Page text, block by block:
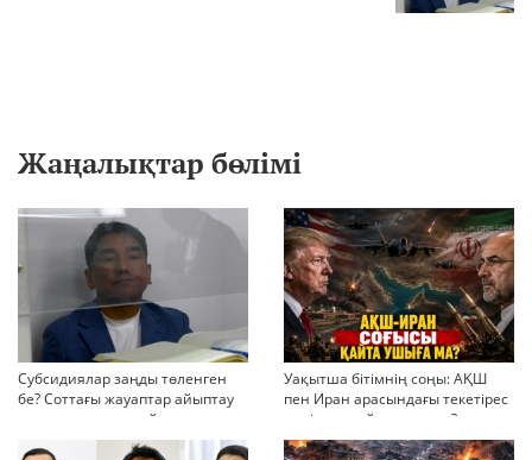
Жаңалықтар бөлімі
Субсидиялар заңды төленген
бе? Соттағы жауаптар айыптау
тұжырымдарын қайта қарауға
негіз бола ала ма?
Уақытша бітімнің соңы: АҚШ
пен Иран арасындағы текетірес
неліктен қайта ушықты?